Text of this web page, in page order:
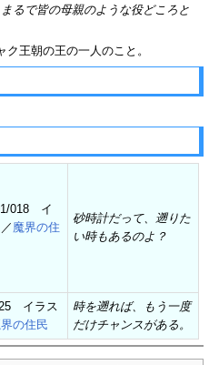
るで皆の母親のような役どころと
ク王朝の王の一人のこと。
018 イ
魔界の住
砂時計だって、遡りた
い時もあるのよ？
イラス
の住民
時を遡れば、もう一度
だけチャンスがある。